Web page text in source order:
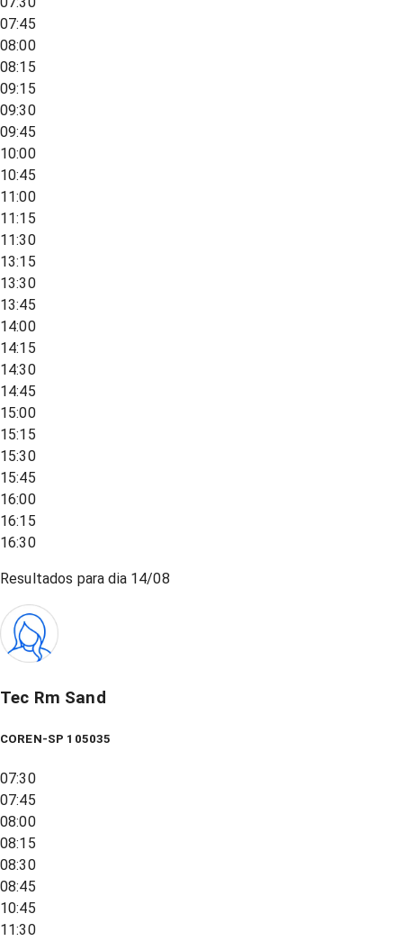
07:45
08:00
08:15
09:15
09:30
09:45
10:00
10:45
11:00
11:15
11:30
13:15
13:30
13:45
14:00
14:15
14:30
14:45
15:00
15:15
15:30
15:45
16:00
16:15
16:30
Resultados para dia 14/08
Tec Rm Sand
COREN-SP 105035
07:30
07:45
08:00
08:15
08:30
08:45
10:45
11:30